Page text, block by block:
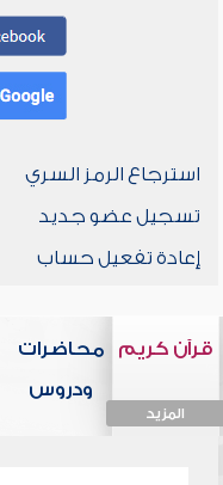
استرجاع الرمز السري
تسجيل عضو جديد
إعادة تفعيل حساب
قرآن كريم
المزيد
محاضرات
ودروس